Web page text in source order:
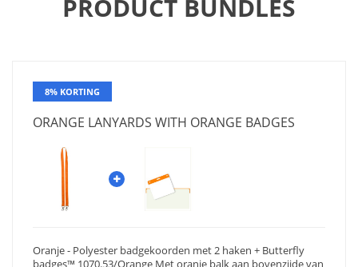
PRODUCT BUNDLES
8% KORTING
ORANGE LANYARDS WITH ORANGE BADGES
Oranje - Polyester badgekoorden met 2 haken + Butterfly